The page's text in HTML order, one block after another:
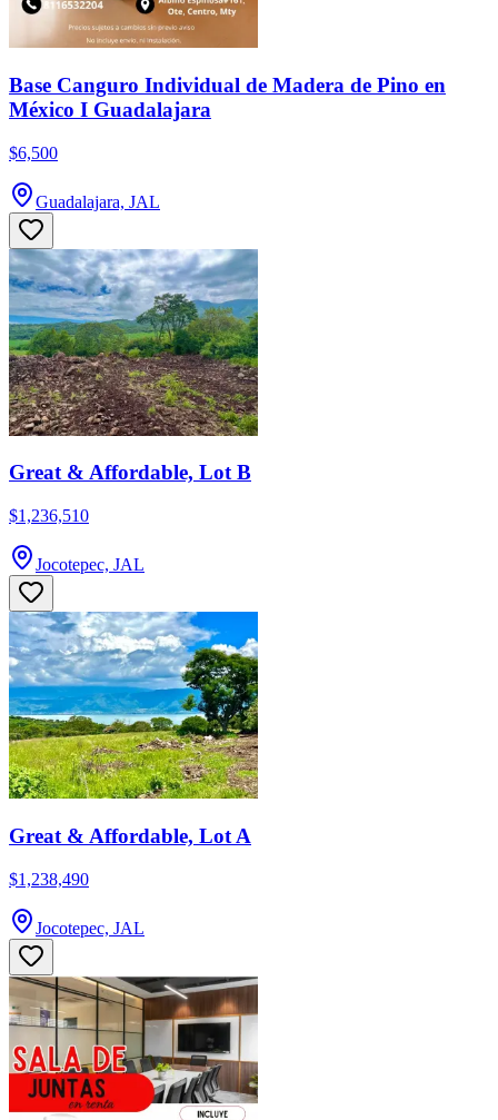
Base Canguro Individual de Madera de Pino en
México I Guadalajara
$6,500
Guadalajara, JAL
Great & Affordable, Lot B
$1,236,510
Jocotepec, JAL
Great & Affordable, Lot A
$1,238,490
Jocotepec, JAL